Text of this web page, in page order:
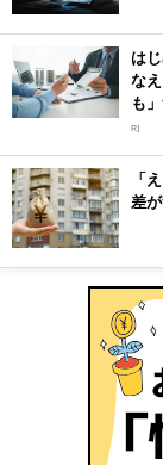
は
な
も
R]
「
差